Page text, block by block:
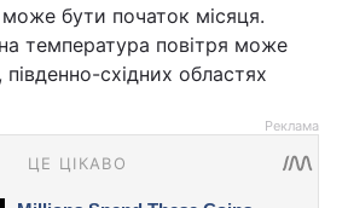
бути початок місяця.
температура повітря може
східних областях
Реклама